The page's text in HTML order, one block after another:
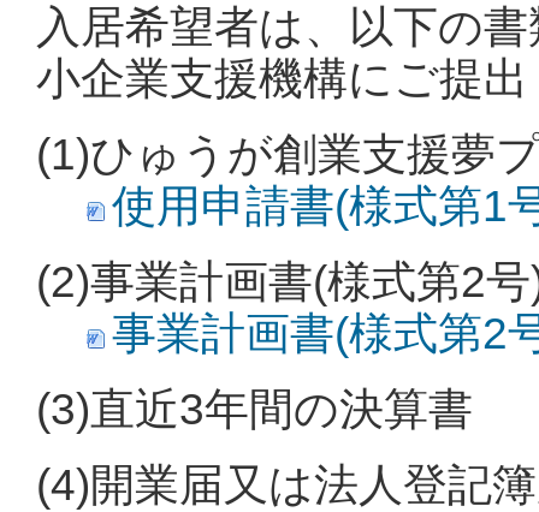
入居希望者は、以下の
小企業支援機構にご提
(1)ひゅうが創業支援夢
使用申請書(様式第1
(2)事業計画書(様式第2
事業計画書(様式第2
(3)直近3年間の決算書
(4)開業届又は法人登記